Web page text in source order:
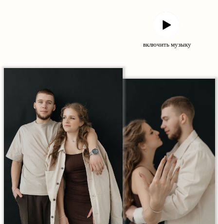
включить музыку